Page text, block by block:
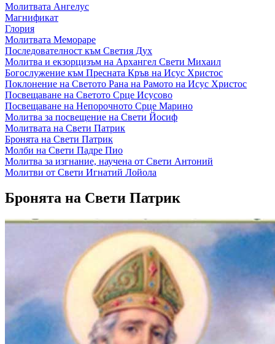
Молитвата Ангелус
Магнификат
Глория
Молитвата Мемораре
Последователност към Светия Дух
Молитва и екзорцизъм на Архангел Свети Михаил
Богослужение към Пресната Кръв на Исус Христос
Поклонение на Светото Рана на Рамото на Исус Христос
Посвещаване на Светото Срце Исусово
Посвещаване на Непорочното Срце Марино
Молитва за посвещение на Свети Йосиф
Молитвата на Свети Патрик
Бронята на Свети Патрик
Молби на Свети Падре Пио
Молитва за изгнание, научена от Свети Антоний
Молитви от Свети Игнатий Лойола
Бронята на Свети Патрик